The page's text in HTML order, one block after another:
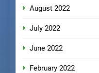
August 2022
July 2022
June 2022
February 2022